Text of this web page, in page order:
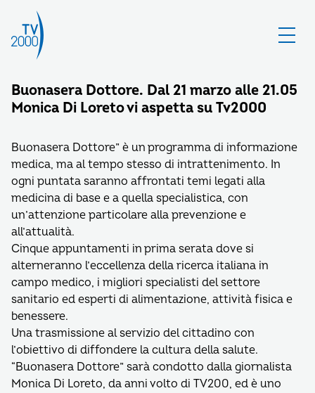
Buonasera Dottore. Dal 21 marzo alle 21.05
Monica Di Loreto vi aspetta su Tv2000
Buonasera Dottore” è un programma di informazione
medica, ma al tempo stesso di intrattenimento. In
ogni puntata saranno affrontati temi legati alla
medicina di base e a quella specialistica, con
un’attenzione particolare alla prevenzione e
all’attualità.
Cinque appuntamenti in prima serata dove si
alterneranno l’eccellenza della ricerca italiana in
campo medico, i migliori specialisti del settore
sanitario ed esperti di alimentazione, attività fisica e
benessere.
Una trasmissione al servizio del cittadino con
l’obiettivo di diffondere la cultura della salute.
“Buonasera Dottore” sarà condotto dalla giornalista
Monica Di Loreto, da anni volto di TV200, ed è uno